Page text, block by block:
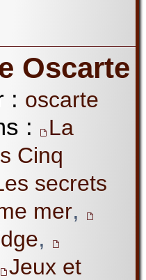
Oscarte
: oscarte
:
La
Cinq
secrets
mer,
,
Jeux et